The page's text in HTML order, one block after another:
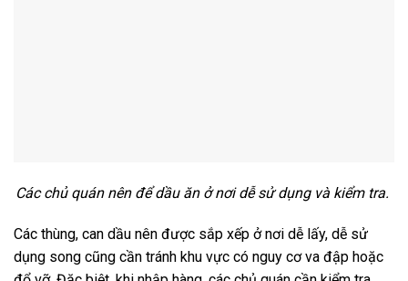
Các chủ quán nên để dầu ăn ở nơi dễ sử dụng và kiểm tra.
Các thùng, can dầu nên được sắp xếp ở nơi dễ lấy, dễ sử
dụng song cũng cần tránh khu vực có nguy cơ va đập hoặc